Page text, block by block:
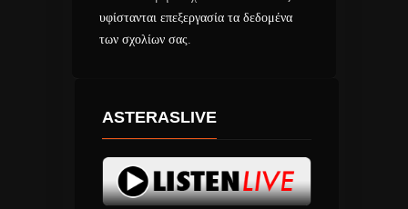
υφίστανται επεξεργασία τα δεδομένα
των σχολίων σας.
ASTERASLIVE